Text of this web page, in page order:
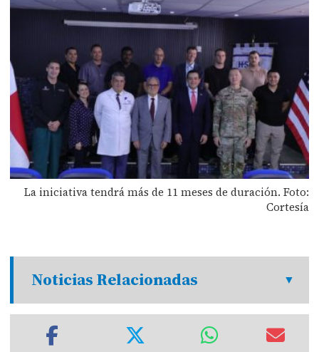
La iniciativa tendrá más de 11 meses de duración. Foto:
Cortesía
Noticias Relacionadas